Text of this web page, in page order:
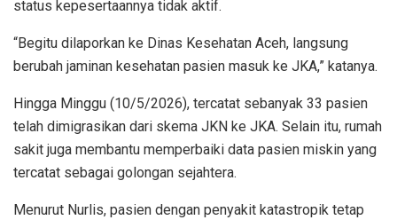
status kepesertaannya tidak aktif.
“Begitu dilaporkan ke Dinas Kesehatan Aceh, langsung
berubah jaminan kesehatan pasien masuk ke JKA,” katanya.
Hingga Minggu (10/5/2026), tercatat sebanyak 33 pasien
telah dimigrasikan dari skema JKN ke JKA. Selain itu, rumah
sakit juga membantu memperbaiki data pasien miskin yang
tercatat sebagai golongan sejahtera.
Menurut Nurlis, pasien dengan penyakit katastropik tetap